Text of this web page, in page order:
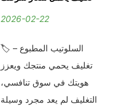
2026-02-22
🏷️ السلوتيب المطبوع –
تغليف يحمي منتجك ويعزز
هويتك في سوق تنافسي،
التغليف لم يعد مجرد وسيلة